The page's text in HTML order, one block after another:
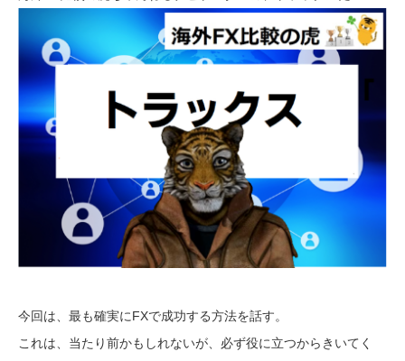
今回は、最も確実にFXで成功する方法を話す。
これは、当たり前かもしれないが、必ず役に立つからきいてく